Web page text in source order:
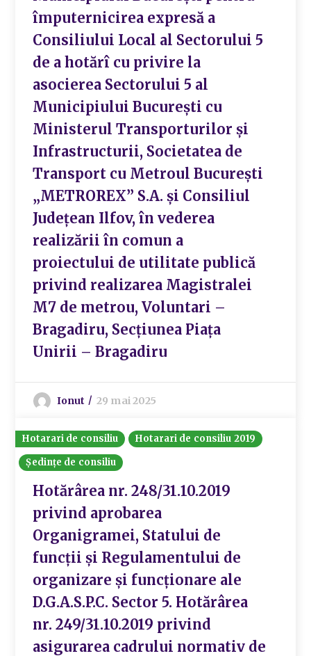
împuternicirea expresă a
Consiliului Local al Sectorului 5
de a hotărî cu privire la
asocierea Sectorului 5 al
Municipiului București cu
Ministerul Transporturilor și
Infrastructurii, Societatea de
Transport cu Metroul București
„METROREX” S.A. și Consiliul
Județean Ilfov, în vederea
realizării în comun a
proiectului de utilitate publică
privind realizarea Magistralei
M7 de metrou, Voluntari –
Bragadiru, Secțiunea Piața
Unirii – Bragadiru
Ionut 29 mai 2025
Hotarari de consiliu
Hotarari de consiliu 2019
Ședințe de consiliu
Hotărârea nr. 248/31.10.2019
privind aprobarea
Organigramei, Statului de
funcții și Regulamentului de
organizare și funcționare ale
D.G.A.S.P.C. Sector 5. Hotărârea
nr. 249/31.10.2019 privind
asigurarea cadrului normativ de